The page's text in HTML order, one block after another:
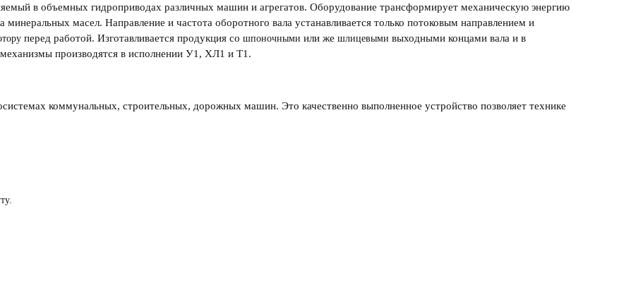
в объемных гидроприводах различных машин и агрегатов. Оборудование трансформирует механическую энергию
масел. Направление и частота оборотного вала устанавливается только потоковым направлением и
перед работой. Изготавливается продукция со шпоночными или же шлицевыми выходными концами вала и в
производятся в исполнении У1, ХЛ1 и Т1.
коммунальных, строительных, дорожных машин. Это качественно выполненное устройство позволяет технике